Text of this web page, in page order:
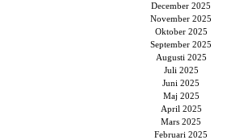
December 2025
November 2025
Oktober 2025
September 2025
Augusti 2025
Juli 2025
Juni 2025
Maj 2025
April 2025
Mars 2025
Februari 2025